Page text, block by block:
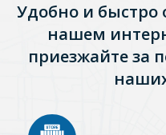
Удобно и быстро
нашем
приезжайте за